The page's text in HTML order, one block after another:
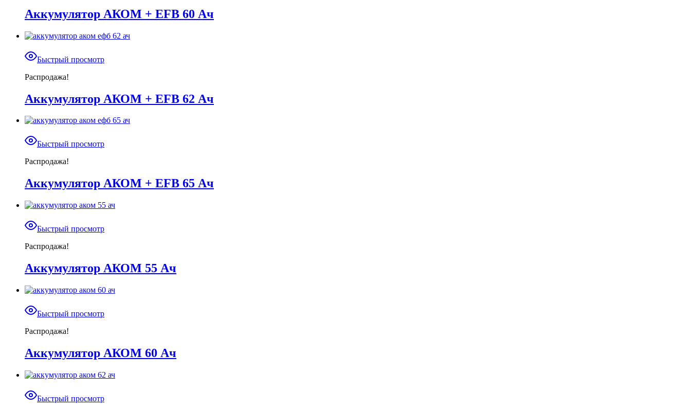
Аккумулятор АКОМ + EFB 60 Ач
Быстрый просмотр
Распродажа!
Аккумулятор АКОМ + EFB 62 Ач
Быстрый просмотр
Распродажа!
Аккумулятор АКОМ + EFB 65 Ач
Быстрый просмотр
Распродажа!
Аккумулятор АКОМ 55 Ач
Быстрый просмотр
Распродажа!
Аккумулятор АКОМ 60 Ач
Быстрый просмотр